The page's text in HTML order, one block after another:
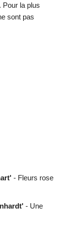
Pour la plus
sont pas
- Fleurs rose
- Une